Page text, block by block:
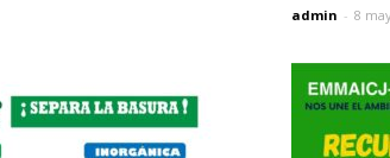
admin - 8